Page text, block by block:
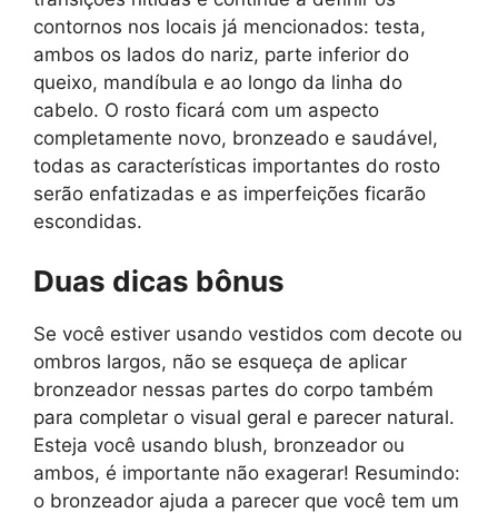
contornos nos locais já mencionados: testa,
ambos os lados do nariz, parte inferior do
queixo, mandíbula e ao longo da linha do
cabelo. O rosto ficará com um aspecto
completamente novo, bronzeado e saudável,
todas as características importantes do rosto
serão enfatizadas e as imperfeições ficarão
escondidas.
Duas dicas bônus
Se você estiver usando vestidos com decote ou
ombros largos, não se esqueça de aplicar
bronzeador nessas partes do corpo também
para completar o visual geral e parecer natural.
Esteja você usando blush, bronzeador ou
ambos, é importante não exagerar! Resumindo:
o bronzeador ajuda a parecer que você tem um